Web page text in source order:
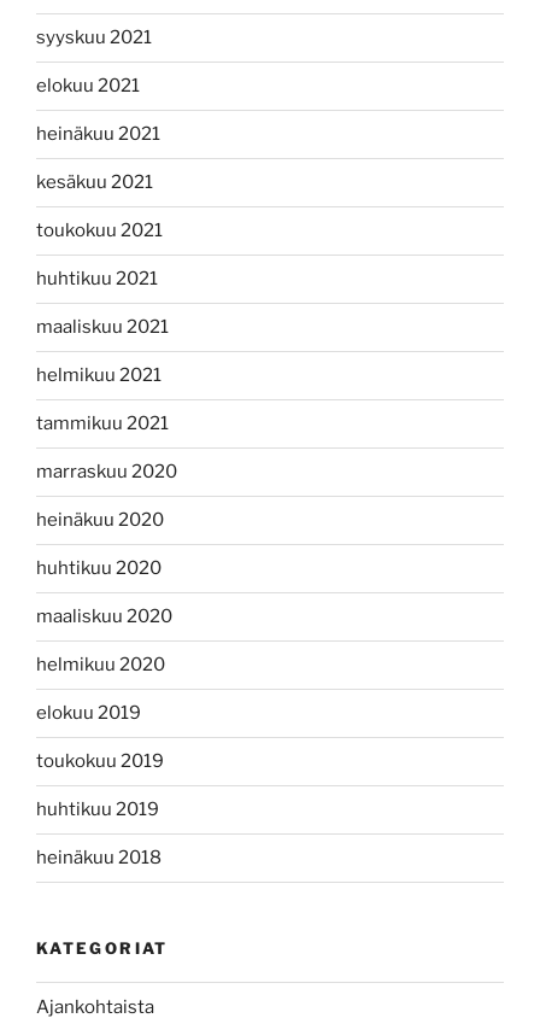
syyskuu 2021
elokuu 2021
heinäkuu 2021
kesäkuu 2021
toukokuu 2021
huhtikuu 2021
maaliskuu 2021
helmikuu 2021
tammikuu 2021
marraskuu 2020
heinäkuu 2020
huhtikuu 2020
maaliskuu 2020
helmikuu 2020
elokuu 2019
toukokuu 2019
huhtikuu 2019
heinäkuu 2018
KATEGORIAT
Ajankohtaista